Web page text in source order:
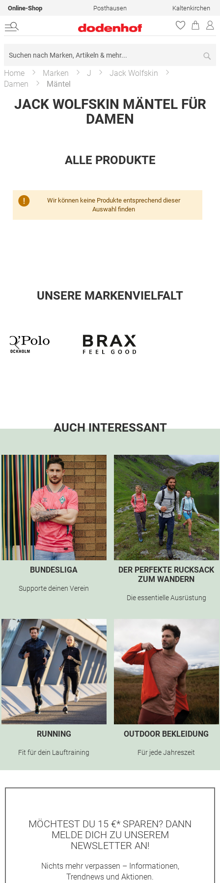
Online-Shop Posthausen Kaltenkirchen
Home Marken J
Jack Wolfskin
Damen
Mäntel
JACK WOLFSKIN MÄNTEL FÜR
DAMEN
ALLE PRODUKTE
Wir können keine Produkte entsprechend dieser
Auswahl finden
UNSERE MARKENVIELFALT
AUCH INTERESSANT
BUNDESLIGA
Supporte deinen Verein
DER PERFEKTE RUCKSACK
ZUM WANDERN
Die essentielle Ausrüstung
RUNNING
Fit für dein Lauftraining
OUTDOOR BEKLEIDUNG
Für jede Jahreszeit
MÖCHTEST DU 15 €* SPAREN? DANN
MELDE DICH ZU UNSEREM
NEWSLETTER AN!
Nichts mehr verpassen – Informationen,
Trendnews und Aktionen.